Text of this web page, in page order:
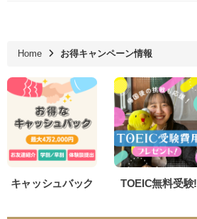
Home お得キャンペーン情報
キャッシュバック TOEIC無料受験!